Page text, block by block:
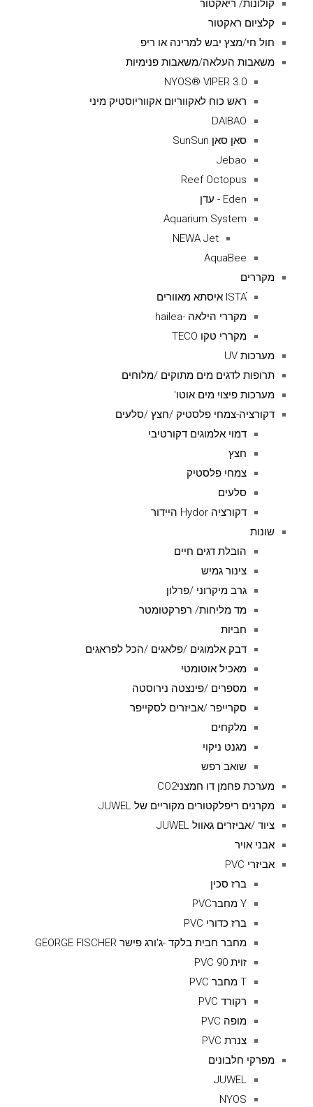
קולונות/ ריאקטור
קלציום ראקטור
חול חי/מצץ יבש למרינה או ריפ
משאבות העלאה/משאבות פנימיות
NYOS® VIPER 3.0
ראש כוח לאקווריום אקווריוסטיק מיני
DAIBAO
סאן סאן SunSun
Jebao
Reef Octopus
Eden - עדן
Aquarium System
NEWA Jet
AquaBee
מקררים
ISTAׁׂ איסתא מאוורים
מקררי הילאה -hailea
מקררי טקו TECO
מערכות UV
תרופות לדגים מים מתוקים /מלוחים
מערכות פיצוי מים אוטו'
דקורציה-צמחי פלסטיק /חצץ /סלעים
דמוי אלמוגים דקורטיבי
חצץ
צמחי פלסטיק
סלעים
דקורציה Hydor היידור
שונות
הובלת דגים חיים
צינור גמיש
גרב מיקרוני /פרלון
מד מליחות/ רפרקטומטר
חביות
דבק אלמוגים /פלאגים /הכל לפראגים
מאכיל אוטומטי
מספרים /פינצטה נירוסטה
סקרייפר /אביזרים לסקייפר
מלקחים
מגנט ניקוי
שואב רפש
מערכת פחמן דו חמצניCO2
מקרנים ריפלקטורים מקוריים של JUWEL
ציוד /אביזרים גאוול JUWEL
אבני אויר
אביזרי PVC
ברז סכין
Y מחברPVC
ברז כדורי PVC
מחבר חבית בלקד -ג'ורג פישר GEORGE FISCHER
זוית 90 PVC
T מחבר PVC
רקורד PVC
מופה PVC
צנרת PVC
מפרקי חלבונים
JUWEL
NYOS